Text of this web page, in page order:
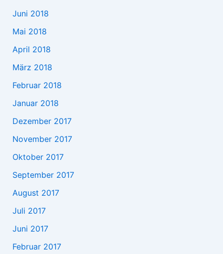
Juni 2018
Mai 2018
April 2018
März 2018
Februar 2018
Januar 2018
Dezember 2017
November 2017
Oktober 2017
September 2017
August 2017
Juli 2017
Juni 2017
Februar 2017